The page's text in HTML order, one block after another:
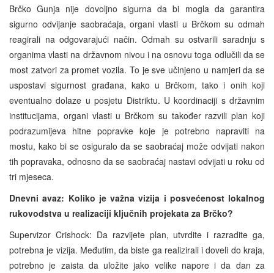
Brčko Gunja nije dovoljno sigurna da bi mogla da garantira
sigurno odvijanje saobraćaja, organi vlasti u Brčkom su odmah
reagirali na odgovarajući način. Odmah su ostvarili saradnju s
organima vlasti na državnom nivou i na osnovu toga odlučili da se
most zatvori za promet vozila. To je sve učinjeno u namjeri da se
uspostavi sigurnost građana, kako u Brčkom, tako i onih koji
eventualno dolaze u posjetu Distriktu. U koordinaciji s državnim
institucijama, organi vlasti u Brčkom su također razvili plan koji
podrazumijeva hitne popravke koje je potrebno napraviti na
mostu, kako bi se osiguralo da se saobraćaj može odvijati nakon
tih popravaka, odnosno da se saobraćaj nastavi odvijati u roku od
tri mjeseca.
Dnevni avaz: Koliko je važna vizija i posvećenost lokalnog
rukovodstva u realizaciji ključnih projekata za Brčko?
Supervizor Crishock: Da razvijete plan, utvrdite i razradite ga,
potrebna je vizija. Međutim, da biste ga realizirali i doveli do kraja,
potrebno je zaista da uložite jako velike napore i da dan za